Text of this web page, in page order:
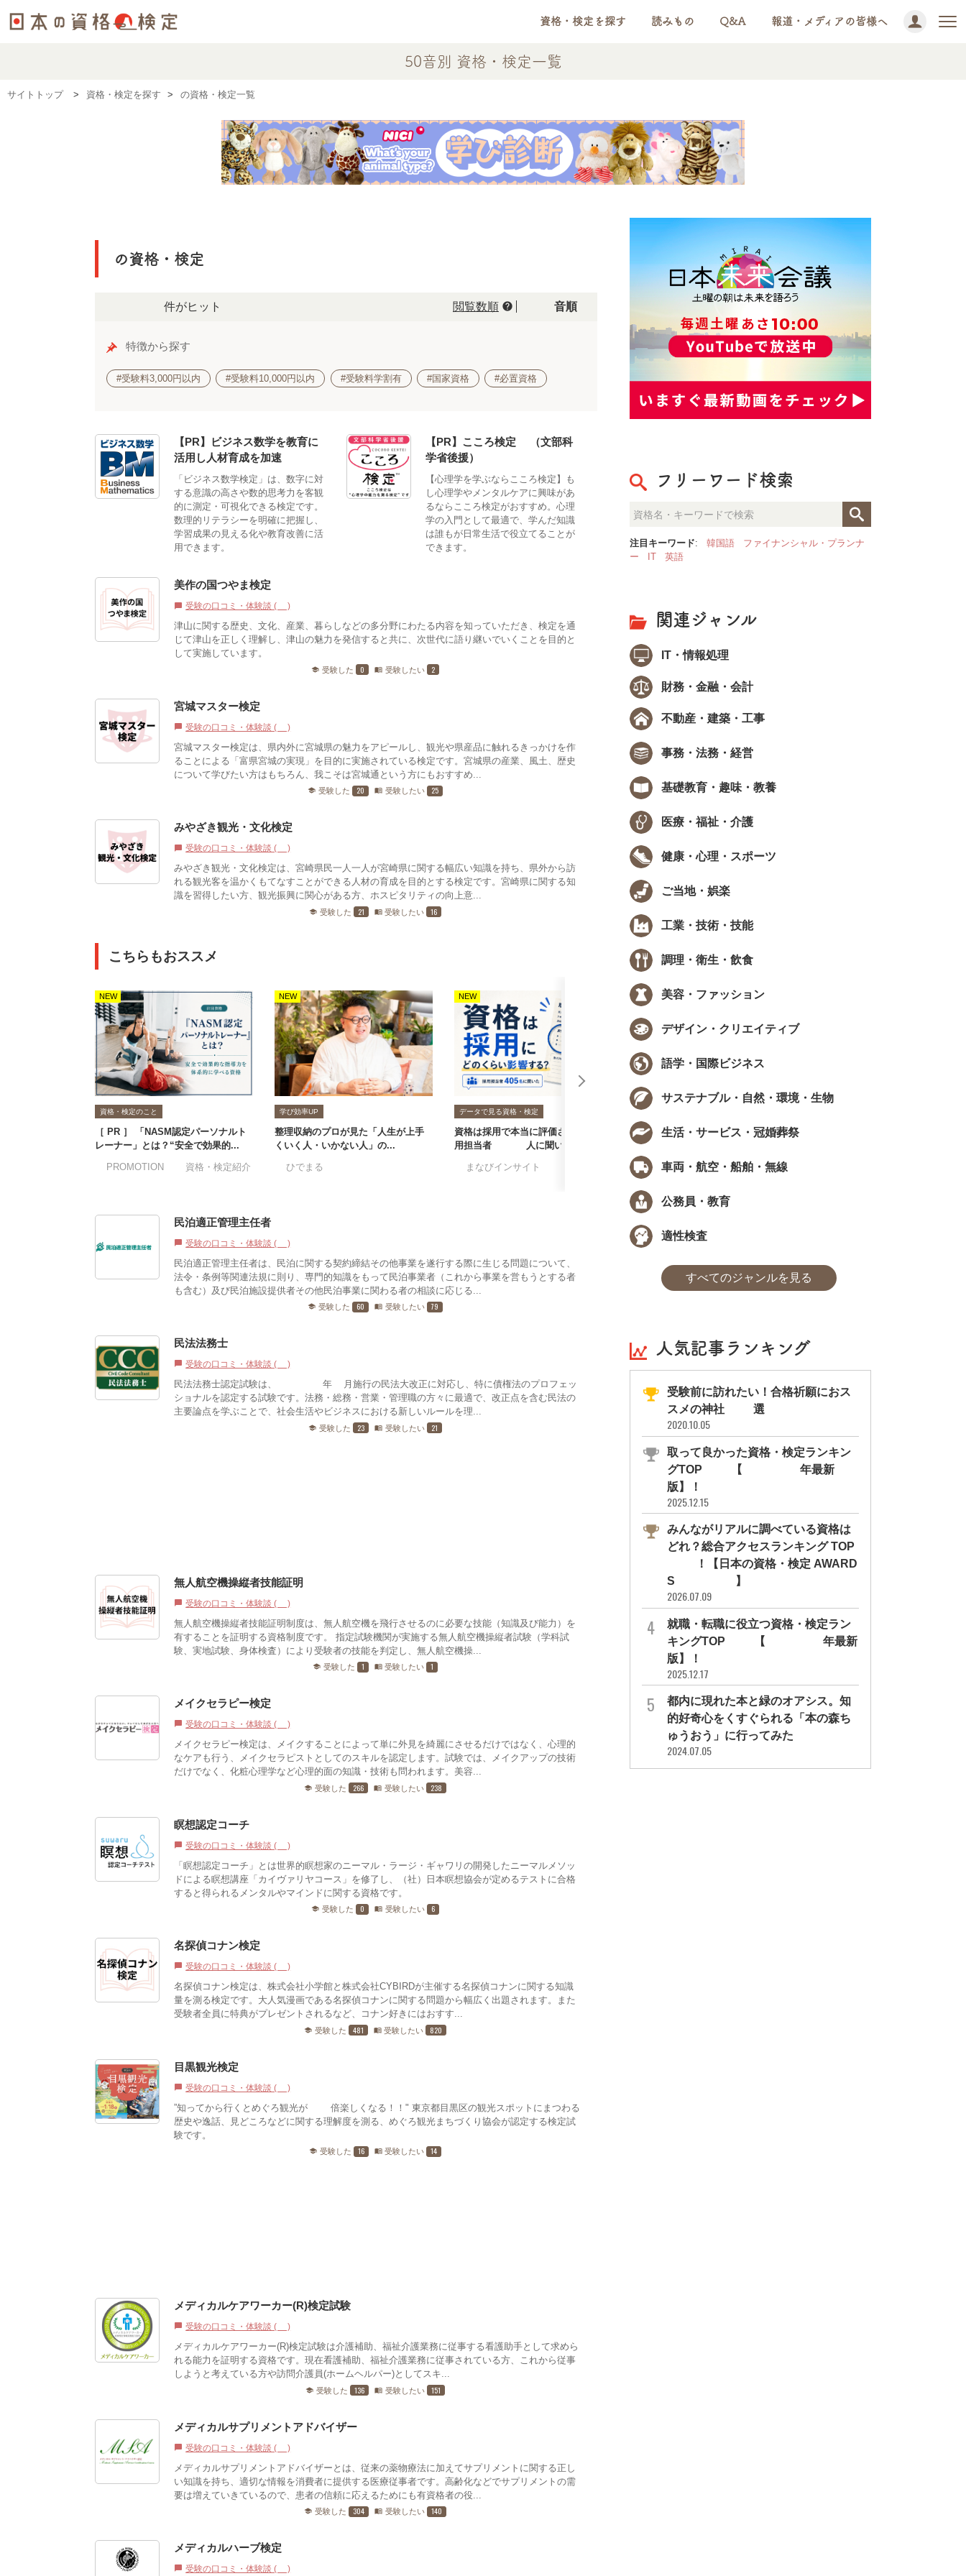
資格・検定を探す 読みもの Q&A 報道・メディアの皆様へ
50音別 資格・検定一覧
サイトトップ 資格・検定を探す の資格・検定一覧
の資格・検定
1289件がヒット 閲覧数順 help 50音順
特徴から探す
#受験料3,000円以内 #受験料10,000円以内 #受験料学割有 #国家資格 #必置資格
【PR】ビジネス数学を教育に
活用し人材育成を加速
「ビジネス数学検定」は、数字に対
する意識の高さや数的思考力を客観
的に測定・可視化できる検定です。
数理的リテラシーを明確に把握し、
学習成果の見える化や教育改善に活
用できます。
【PR】こころ検定®（文部科
学省後援）
【心理学を学ぶならこころ検定】も
し心理学やメンタルケアに興味があ
るならこころ検定がおすすめ。心理
学の入門として最適で、学んだ知識
は誰もが日常生活で役立てることが
できます。
美作の国つやま検定
chat_bubble 受験の口コミ・体験談 (0)
津山に関する歴史、文化、産業、暮らしなどの多分野にわたる内容を知っていただき、検定を通
じて津山を正しく理解し、津山の魅力を発信すると共に、次世代に語り継いでいくことを目的と
して実施しています。
school 受験した 0 menu_book 受験したい 2
宮城マスター検定
chat_bubble 受験の口コミ・体験談 (0)
宮城マスター検定は、県内外に宮城県の魅力をアピールし、観光や県産品に触れるきっかけを作
ることによる「富県宮城の実現」を目的に実施されている検定です。宮城県の産業、風土、歴史
について学びたい方はもちろん、我こそは宮城通という方にもおすすめ...
school 受験した 20 menu_book 受験したい 25
みやざき観光・文化検定
chat_bubble 受験の口コミ・体験談 (0)
みやざき観光・文化検定は、宮崎県民一人一人が宮崎県に関する幅広い知識を持ち、県外から訪
れる観光客を温かくもてなすことができる人材の育成を目的とする検定です。宮崎県に関する知
識を習得したい方、観光振興に関心がある方、ホスピタリティの向上意...
school 受験した 21 menu_book 受験したい 16
こちらもおススメ
NEW
資格・検定のこと
［ PR ］ 「NASM認定パーソナルト
レーナー」とは？“安全で効果的...
#PROMOTION
#資格・検定紹介
NEW
学び効率UP
整理収納のプロが見た「人生が上手
くいく人・いかない人」の...
#ひでまる
NEW
データで見る資格・検定
資格は採用で本当に評価される？採
用担当者405人に聞いた...
#まなびインサイト
#採用担当者に聞いた #モチベーション #アンケート
NEW
データで見る資格・検定
転職で資格は武器になる？採用担当
者405人に聞いた、資格...
#まなびインサイト
#採用担当者に聞いた
民泊適正管理主任者
chat_bubble 受験の口コミ・体験談 (0)
民泊適正管理主任者は、民泊に関する契約締結その他事業を遂行する際に生じる問題について、
法令・条例等関連法規に則り、専門的知識をもって民泊事業者（これから事業を営もうとする者
も含む）及び民泊施設提供者その他民泊事業に関わる者の相談に応じる...
school 受験した 60 menu_book 受験したい 79
民法法務士
chat_bubble 受験の口コミ・体験談 (1)
民法法務士認定試験は、2020年4月施行の民法大改正に対応し、特に債権法のプロフェッ
ショナルを認定する試験です。​法務・総務・営業・管理職の方々に最適で、改正点を含む民法の
主要論点を学ぶことで、社会生活やビジネスにおける新しいルールを理...
school 受験した 23 menu_book 受験したい 21
無人航空機操縦者技能証明
chat_bubble 受験の口コミ・体験談 (0)
無人航空機操縦者技能証明制度は、無人航空機を飛行させるのに必要な技能（知識及び能力）を
有することを証明する資格制度です。 指定試験機関が実施する無人航空機操縦者試験（学科試
験、実地試験、身体検査）により受験者の技能を判定し、無人航空機操...
school 受験した 1 menu_book 受験したい 1
メイクセラピー検定
chat_bubble 受験の口コミ・体験談 (2)
メイクセラピー検定は、メイクすることによって単に外見を綺麗にさせるだけではなく、心理的
なケアも行う、メイクセラピストとしてのスキルを認定します。試験では、メイクアップの技術
だけでなく、化粧心理学など心理的面の知識・技術も問われます。美容...
school 受験した 266 menu_book 受験したい 238
瞑想認定コーチ
chat_bubble 受験の口コミ・体験談 (0)
「瞑想認定コーチ」とは世界的瞑想家のニーマル・ラージ・ギャワリの開発したニーマルメソッ
ドによる瞑想講座「カイヴァリヤコース」を修了し、（社）日本瞑想協会が定めるテストに合格
すると得られるメンタルやマインドに関する資格です。
school 受験した 0 menu_book 受験したい 6
名探偵コナン検定
chat_bubble 受験の口コミ・体験談 (0)
名探偵コナン検定は、株式会社小学館と株式会社CYBIRDが主催する名探偵コナンに関する知識
量を測る検定です。大人気漫画である名探偵コナンに関する問題から幅広く出題されます。また
受験者全員に特典がプレゼントされるなど、コナン好きにはおすす...
school 受験した 481 menu_book 受験したい 820
目黒観光検定
chat_bubble 受験の口コミ・体験談 (0)
”知ってから行くとめぐろ観光が10倍楽しくなる！！" 東京都目黒区の観光スポットにまつわる
歴史や逸話、見どころなどに関する理解度を測る、めぐろ観光まちづくり協会が認定する検定試
験です。
school 受験した 16 menu_book 受験したい 14
メディカルケアワーカー(R)検定試験
chat_bubble 受験の口コミ・体験談 (0)
メディカルケアワーカー(R)検定試験は介護補助、福祉介護業務に従事する看護助手として求めら
れる能力を証明する資格です。現在看護補助、福祉介護業務に従事されている方、これから従事
しようと考えている方や訪問介護員(ホームヘルパー)としてスキ...
school 受験した 136 menu_book 受験したい 151
メディカルサプリメントアドバイザー
chat_bubble 受験の口コミ・体験談 (0)
メディカルサプリメントアドバイザーとは、従来の薬物療法に加えてサプリメントに関する正し
い知識を持ち、適切な情報を消費者に提供する医療従事者です。高齢化などでサプリメントの需
要は増えていきているので、患者の信頼に応えるためにも有資格者の役...
school 受験した 304 menu_book 受験したい 140
メディカルハーブ検定
chat_bubble 受験の口コミ・体験談 (0)
フリーワード検索
注目キーワード: 韓国語
ファイナンシャル・プランナ
ー
IT 英語
関連ジャンル
IT・情報処理
財務・金融・会計
不動産・建築・工事
事務・法務・経営
基礎教育・趣味・教養
医療・福祉・介護
健康・心理・スポーツ
ご当地・娯楽
工業・技術・技能
調理・衛生・飲食
美容・ファッション
デザイン・クリエイティブ
語学・国際ビジネス
サステナブル・自然・環境・生物
生活・サービス・冠婚葬祭
車両・航空・船舶・無線
公務員・教育
適性検査
すべてのジャンルを見る
人気記事ランキング
受験前に訪れたい！合格祈願におス
スメの神社11選
2020.10.05
取って良かった資格・検定ランキン
グTOP10【2026年最新
版】！
2025.12.15
みんながリアルに調べている資格は
どれ？総合アクセスランキング TOP
10！【日本の資格・検定 AWARD
S 2026】
2026.07.09
就職・転職に役立つ資格・検定ラン
キングTOP30【2026年最新
版】！
2025.12.17
都内に現れた本と緑のオアシス。知
的好奇心をくすぐられる「本の森ち
ゅうおう」に行ってみた
2024.07.05